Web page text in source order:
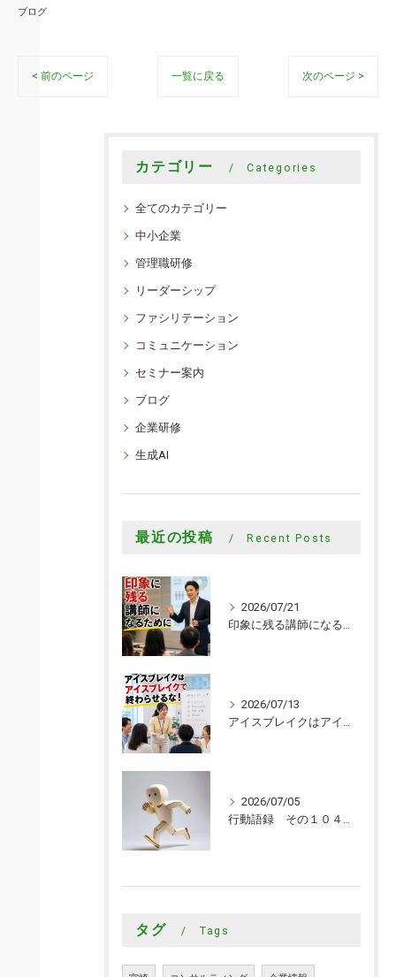
ブログ
< 前のページ 一覧に戻る 次のページ >
カテゴリー Categories
全てのカテゴリー
中小企業
管理職研修
リーダーシップ
ファシリテーション
コミュニケーション
セミナー案内
ブログ
企業研修
生成AI
最近の投稿 Recent Posts
2026/07/21
印象に残る講師になるために
2026/07/13
アイスブレイクはアイスブレイクで終わらせるな！
2026/07/05
行動語録 その１０４０ 行動あるのみ！
タグ Tags